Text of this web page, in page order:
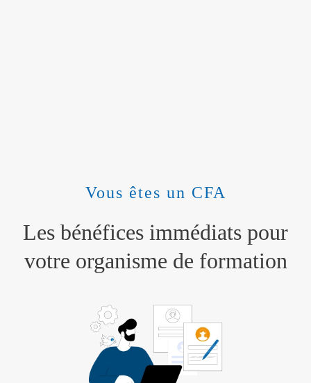
Vous êtes un CFA
Les bénéfices immédiats pour
votre organisme de formation